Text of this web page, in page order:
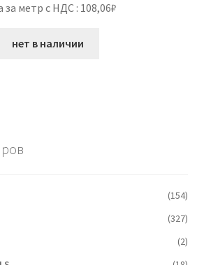
за метр с НДС : 108,06₽
нет в наличии
(154)
(327)
(2)